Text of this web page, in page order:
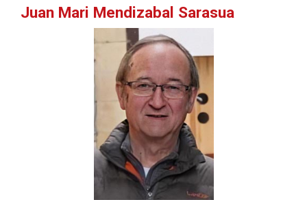
Juan Mari Mendizabal Sarasua